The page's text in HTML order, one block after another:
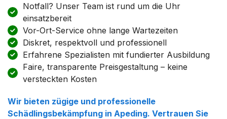
Notfall? Unser Team ist rund um die Uhr
einsatzbereit
Vor-Ort-Service ohne lange Wartezeiten
Diskret, respektvoll und professionell
Erfahrene Spezialisten mit fundierter Ausbildung
Faire, transparente Preisgestaltung – keine
versteckten Kosten
Wir bieten zügige und professionelle
Schädlingsbekämpfung in Apeding. Vertrauen Sie